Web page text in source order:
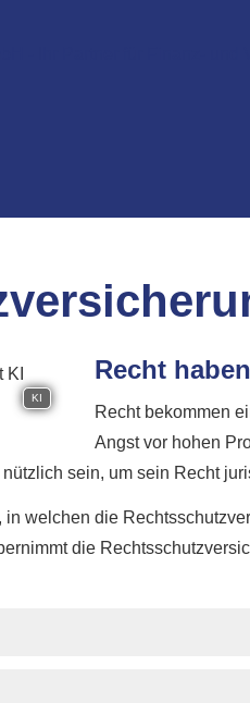
KI
Recht
Recht bekommen
Angst vor hohen
sein, um sein Recht
welchen die
die